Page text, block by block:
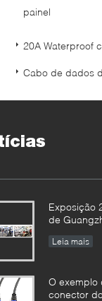
painel
20A Waterproof
Cabo de dados
Exposição
de
Leia mais
O exemplo
conector